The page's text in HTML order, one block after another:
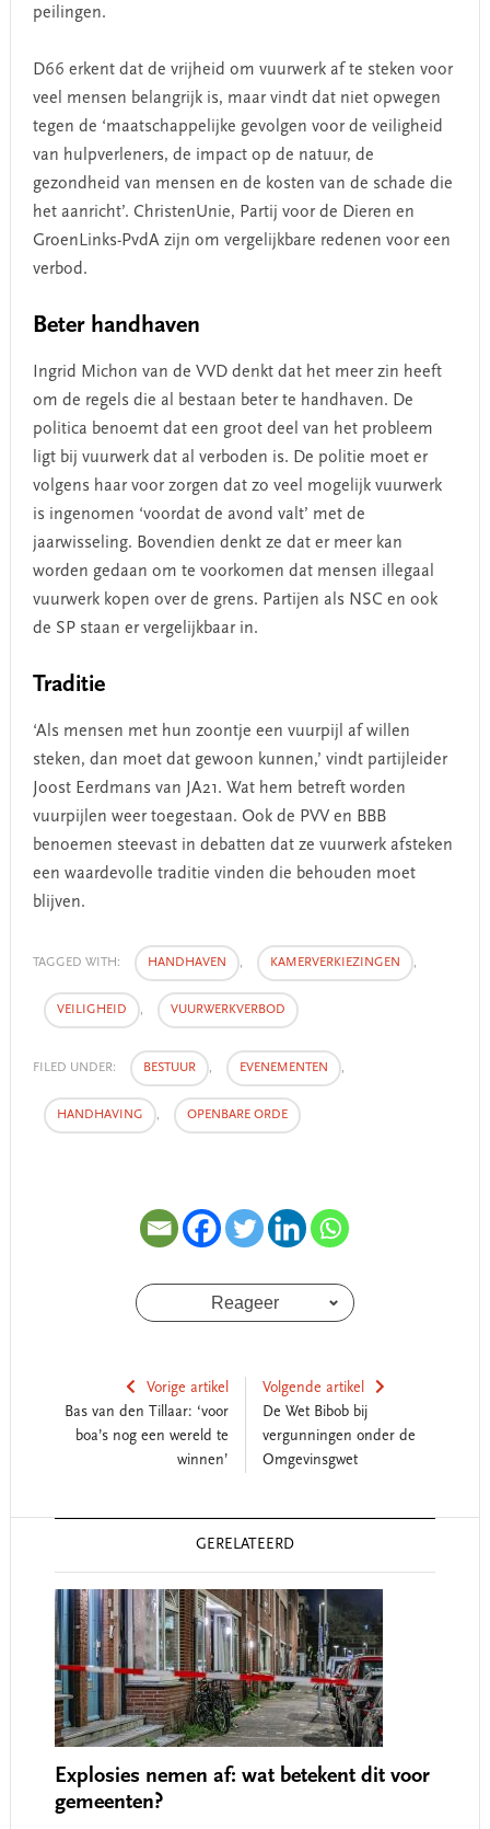
peilingen.
D66 erkent dat de vrijheid om vuurwerk af te steken voor
veel mensen belangrijk is, maar vindt dat niet opwegen
tegen de ‘maatschappelijke gevolgen voor de veiligheid
van hulpverleners, de impact op de natuur, de
gezondheid van mensen en de kosten van de schade die
het aanricht’. ChristenUnie, Partij voor de Dieren en
GroenLinks-PvdA zijn om vergelijkbare redenen voor een
verbod.
Beter handhaven
Ingrid Michon van de VVD denkt dat het meer zin heeft
om de regels die al bestaan beter te handhaven. De
politica benoemt dat een groot deel van het probleem
ligt bij vuurwerk dat al verboden is. De politie moet er
volgens haar voor zorgen dat zo veel mogelijk vuurwerk
is ingenomen ‘voordat de avond valt’ met de
jaarwisseling. Bovendien denkt ze dat er meer kan
worden gedaan om te voorkomen dat mensen illegaal
vuurwerk kopen over de grens. Partijen als NSC en ook
de SP staan er vergelijkbaar in.
Traditie
‘Als mensen met hun zoontje een vuurpijl af willen
steken, dan moet dat gewoon kunnen,’ vindt partijleider
Joost Eerdmans van JA21. Wat hem betreft worden
vuurpijlen weer toegestaan. Ook de PVV en BBB
benoemen steevast in debatten dat ze vuurwerk afsteken
een waardevolle traditie vinden die behouden moet
blijven.
TAGGED WITH: HANDHAVEN , KAMERVERKIEZINGEN ,
VEILIGHEID , VUURWERKVERBOD
FILED UNDER: BESTUUR , EVENEMENTEN ,
HANDHAVING , OPENBARE ORDE
Reageer
Vorige artikel
Bas van den Tillaar: ‘voor
boa’s nog een wereld te
winnen’
Volgende artikel
De Wet Bibob bij
vergunningen onder de
Omgevinsgwet
GERELATEERD
Explosies nemen af: wat betekent dit voor
gemeenten?